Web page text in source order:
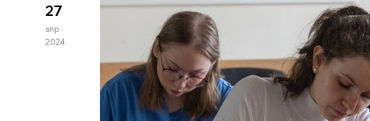
27
апр
2024